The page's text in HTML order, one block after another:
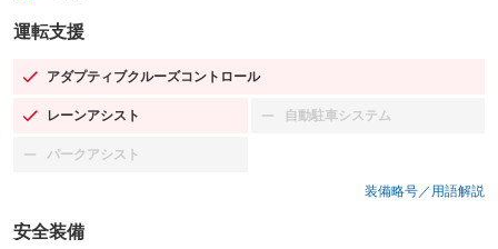
運転支援
アダプティブクルーズコントロール
：装備あり
レーンアシスト
：装備あり 自動駐車システム
：装備なし
パークアシスト
：装備なし
装備略号／用語解説
安全装備